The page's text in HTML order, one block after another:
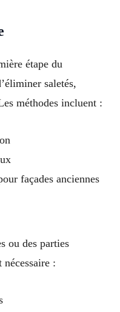
étape du
saletés,
méthodes incluent :
façades anciennes
ou des parties
nécessaire :